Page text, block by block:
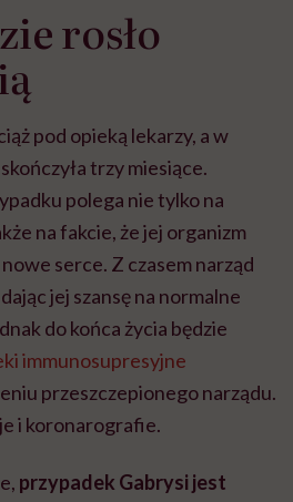
rosło
pod opieką lekarzy, a w
trzy miesiące.
polega nie tylko na
na fakcie, że jej organizm
serce. Z czasem narząd
jej szansę na normalne
do końca życia będzie
immunosupresyjne
przeszczepionego narządu.
i koronarografie.
przypadek Gabrysi jest